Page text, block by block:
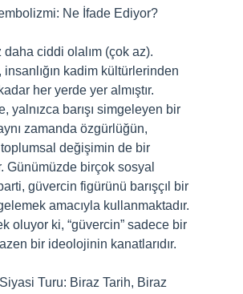
Ne İfade Ediyor?
daha ciddi olalım (çok az).
kadim kültürlerinden
her yerde yer almıştır.
yalnızca barışı simgeleyen bir
zamanda özgürlüğün,
değişimin de bir
Günümüzde birçok sosyal
güvercin figürünü barışçıl bir
amacıyla kullanmaktadır.
oluyor ki, “güvercin” sadece bir
bir ideolojinin kanatlarıdır.
Turu: Biraz Tarih, Biraz